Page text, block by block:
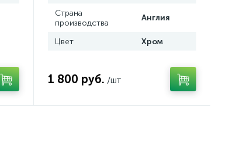
Страна
производства
Англия
Цвет Хром
1 800 руб. /шт